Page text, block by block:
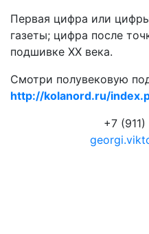
Первая цифра или
газеты; цифра после
подшивке ХХ века.
Смотри полувековую
http://kolanord.ru/
+7